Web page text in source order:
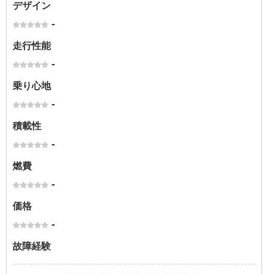
デザイン
-
走行性能
-
乗り心地
-
積載性
-
燃費
-
価格
-
故障経験